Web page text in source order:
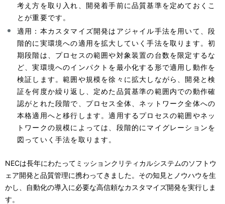
考え方を取り入れ、開発着手前に品質基準を定めておくこ
とが重要です。
適用：本カスタマイズ開発はアジャイル手法を用いて、段
階的に実環境への適用を拡大していく手法を取ります。初
期段階は、プロセスの範囲や対象装置の台数を限定するな
ど、実環境へのインパクトを最小化する形で適用し動作を
検証します。範囲や規模を徐々に拡大しながら、開発と検
証を何度か繰り返し、定めた品質基準の範囲内での動作確
認がとれた段階で、プロセス全体、ネットワーク全体への
本格適用へと移行します。適用するプロセスの範囲やネッ
トワークの規模によっては、段階的にマイグレーションを
図っていく手法を取ります。
NECは長年にわたってミッションクリティカルシステムのソフトウ
ェア開発と品質管理に携わってきました。その知見とノウハウを生
かし、自動化の導入に必要な高信頼なカスタマイズ開発を実行しま
す。